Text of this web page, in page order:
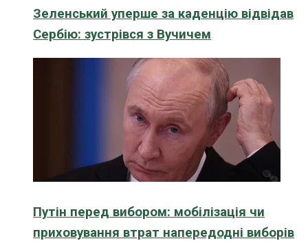
Зеленський уперше за каденцію відвідав
Сербію: зустрівся з Вучичем
Путін перед вибором: мобілізація чи
приховування втрат напередодні виборів